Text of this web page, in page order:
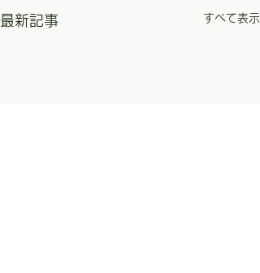
最新記事 すべて表示